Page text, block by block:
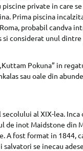
private in care
Prima piscina
probabil candva
si considerat unul
Pokuna” in
sau oale din
al XIX-lea. Inca
de inot Maidstone din
A fost format in 1844,
se inecau